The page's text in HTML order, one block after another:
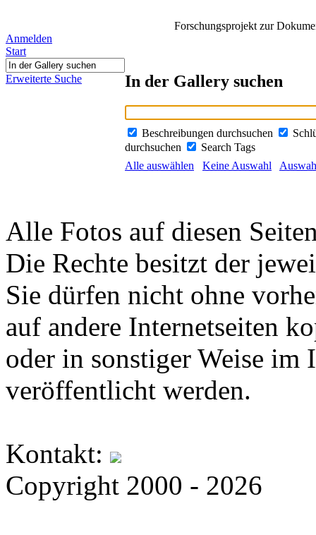
Forschungsprojekt zur
Anmelden
Start
Erweiterte Suche In der Gallery suchen
Beschreibungen durchsuchen
durchsuchen
Search Tags
Alle auswählen
Keine Auswahl
Alle Fotos auf diesen
Die Rechte besitzt der
Sie dürfen nicht ohne
auf andere Internetseiten
oder in sonstiger Weise im
veröffentlicht werden.
Kontakt:
Copyright 2000 - 2026